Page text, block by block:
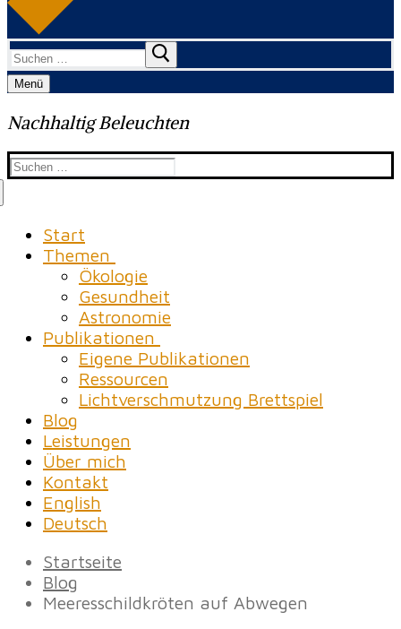
Suchen
nach:
Menü
Nachhaltig Beleuchten
Suchen
nach:
Start
Themen
Ökologie
Gesundheit
Astronomie
Publikationen
Eigene Publikationen
Ressourcen
Lichtverschmutzung Brettspiel
Blog
Leistungen
Über mich
Kontakt
English
Deutsch
Startseite
Blog
Meeresschildkröten auf Abwegen